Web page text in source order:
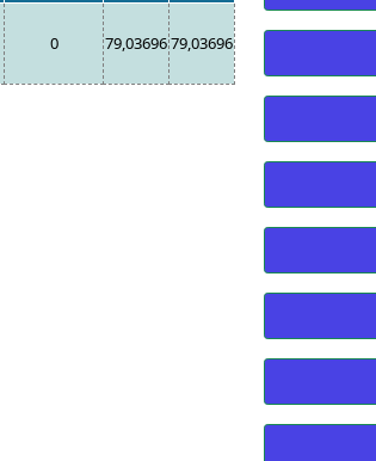
0 79,0369679,03696